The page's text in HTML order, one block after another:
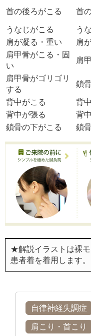
首の後ろがこる 首
うなじがこる
う
肩が凝る・重い
肩
肩甲骨がこる・固
い
肩
肩甲骨がゴリゴリ
する
鎖
背中がこる
背
背中が張る
背
鎖骨の下がこる
鎖
★解説イラストは裸
患者着を着用します。
自律神経失調症
肩こり・首こり